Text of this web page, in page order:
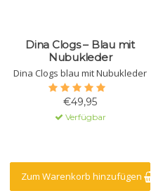
Dina Clogs – Blau mit
Nubukleder
Dina Clogs blau mit Nubukleder
€49,95
Verfügbar
Zum Warenkorb hinzufügen